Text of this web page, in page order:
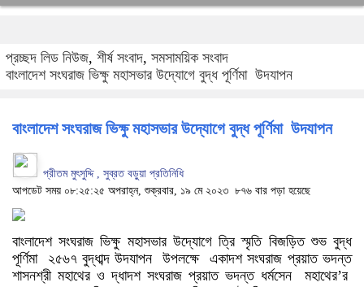
প্রচ্ছদ লিড নিউজ, শীর্ষ সংবাদ, সমসাময়িক সংবাদ
বাংলাদেশ সংঘরাজ ভিক্ষু মহাসভার উদ্যোগে বুদ্ধ পূর্ণিমা উদযাপন
বাংলাদেশ সংঘরাজ ভিক্ষু মহাসভার উদ্যোগে বুদ্ধ পূর্ণিমা উদযাপন
প্রীতম মুৎসুদ্দি , সুব্রত বড়ুয়া প্রতিনিধি
আপডেট সময় ০৮:২৫:২৫ অপরাহ্ন, শুক্রবার, ১৯ মে ২০২৩ ৮৭৬ বার পড়া হয়েছে
বাংলাদেশ সংঘরাজ ভিক্ষু মহাসভার উদ্যোগে ত্রি স্মৃতি বিজড়িত শুভ বুদ্ধ
পূর্ণিমা ২৫৬৭ বুদ্ধাব্দ উদযাপন উপলক্ষে একাদশ সংঘরাজ প্রয়াত ভদন্ত
শাসনশ্রী মহাথের ও দ্ধাদশ সংঘরাজ প্রয়াত ভদন্ত ধর্মসেন মহাথের’র